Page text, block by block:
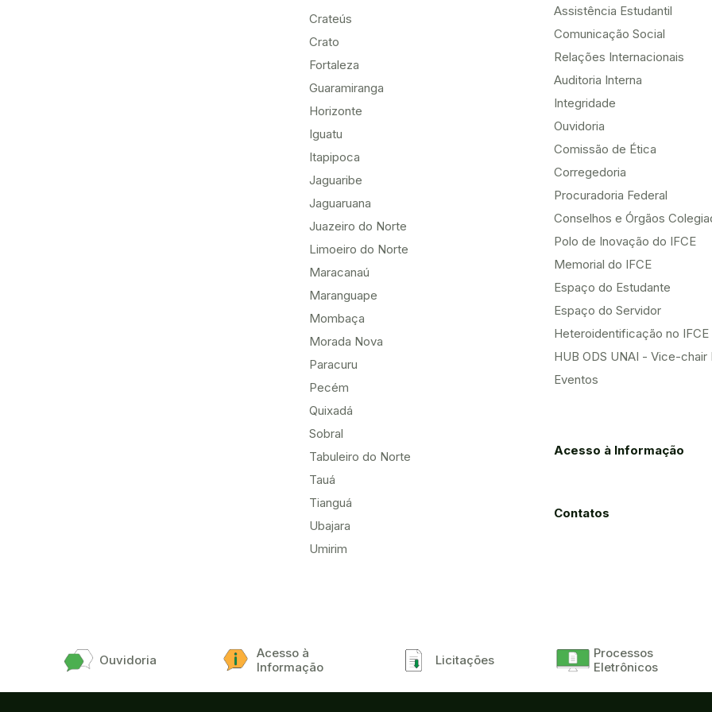
Crateús
Crato
Fortaleza
Guaramiranga
Horizonte
Iguatu
Itapipoca
Jaguaribe
Jaguaruana
Juazeiro do Norte
Limoeiro do Norte
Maracanaú
Maranguape
Mombaça
Morada Nova
Paracuru
Pecém
Quixadá
Sobral
Tabuleiro do Norte
Tauá
Tianguá
Ubajara
Umirim
Assistência Estudantil
Comunicação Social
Relações Internacionais
Auditoria Interna
Integridade
Ouvidoria
Comissão de Ética
Corregedoria
Procuradoria Federal
Conselhos e Órgãos
Polo de Inovação do IFCE
Memorial do IFCE
Espaço do Estudante
Espaço do Servidor
Heteroidentificação no IFCE
HUB ODS UNAI - Vice-chair
Eventos
Acesso à Informação
Contatos
Ouvidoria
Acesso à
Informação
Licitações
Processos
Eletrônicos